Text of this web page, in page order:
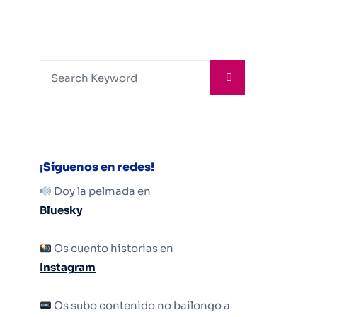
¡Síguenos en redes!
Doy la pelmada en
Bluesky
Os cuento historias en
Instagram
Os subo contenido no bailongo a